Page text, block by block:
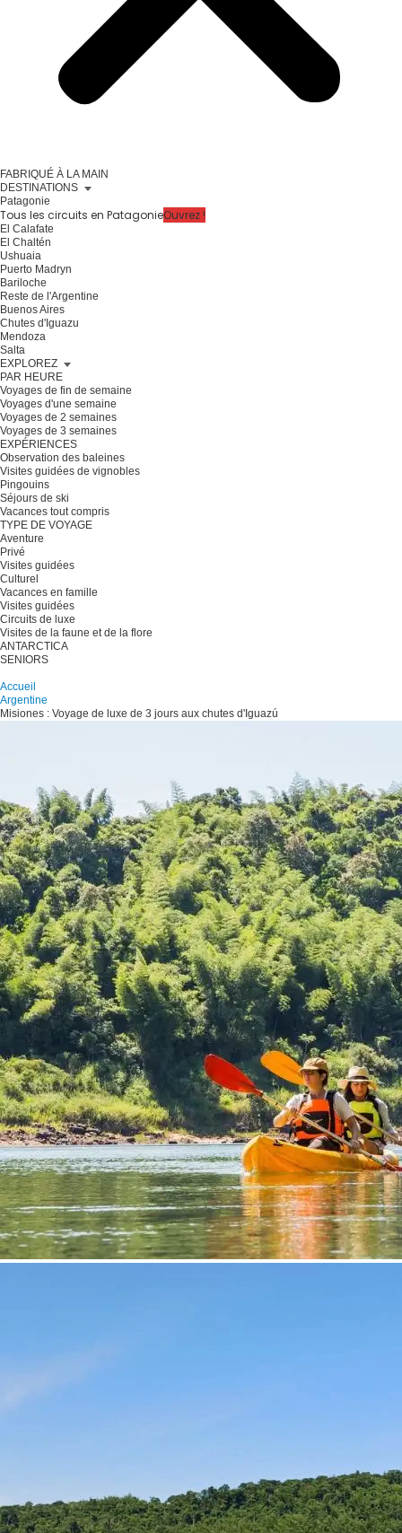
FABRIQUÉ À LA MAIN
DESTINATIONS
Patagonie
Tous les circuits en PatagonieOuvrez !
El Calafate
El Chaltén
Ushuaia
Puerto Madryn
Bariloche
Reste de l'Argentine
Buenos Aires
Chutes d'Iguazu
Mendoza
Salta
EXPLOREZ
PAR HEURE
Voyages de fin de semaine
Voyages d'une semaine
Voyages de 2 semaines
Voyages de 3 semaines
EXPÉRIENCES
Observation des baleines
Visites guidées de vignobles
Pingouins
Séjours de ski
Vacances tout compris
TYPE DE VOYAGE
Aventure
Privé
Visites guidées
Culturel
Vacances en famille
Visites guidées
Circuits de luxe
Visites de la faune et de la flore
ANTARCTICA
SENIORS
Accueil
Argentine
Misiones : Voyage de luxe de 3 jours aux chutes d'Iguazú